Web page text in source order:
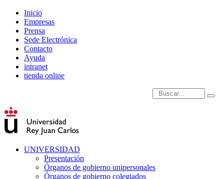
Inicio
Empresas
Prensa
Sede Electrónica
Contacto
Ayuda
intranet
tienda online
Introduce términos de
UNIVERSIDAD
Presentación
Órganos de gobierno unipersonales
Órganos de gobierno colegiados